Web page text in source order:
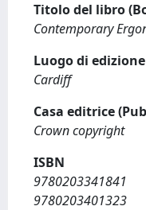
Titolo del libro
Contemporary
Luogo di
Cardiff
Casa editrice
Crown copyright
ISBN
9780203341841
9780203401323